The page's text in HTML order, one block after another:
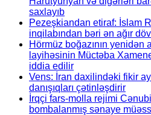
saxlayıb
Pezeşkiandan etiraf: İslam
inqilabından bəri ən ağır
Hörmüz boğazının yenidən
layihəsinin Müctəba
iddia edilir
Vens: İran daxilindəki fikir
danışıqları çətinləşdirir
İrqçi fars-molla rejimi
bombalanmış sənaye